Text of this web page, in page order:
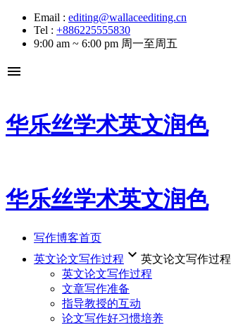
Email : editing@wallaceediting.cn
Tel : +886225555830
9:00 am ~ 6:00 pm 周一至周五
menu
华乐丝学术英文润色
华乐丝学术英文润色
写作博客首页
英文论文写作过程 keyboard_arrow_down 英文论文写作过程
英文论文写作过程
文章写作准备
指导教授的互动
论文写作好习惯培养